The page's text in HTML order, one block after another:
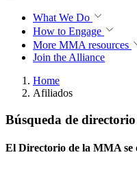
What We Do
How to Engage
More MMA resources
Join the Alliance
Home
Afiliados
Búsqueda de
El Directorio de la MMA se